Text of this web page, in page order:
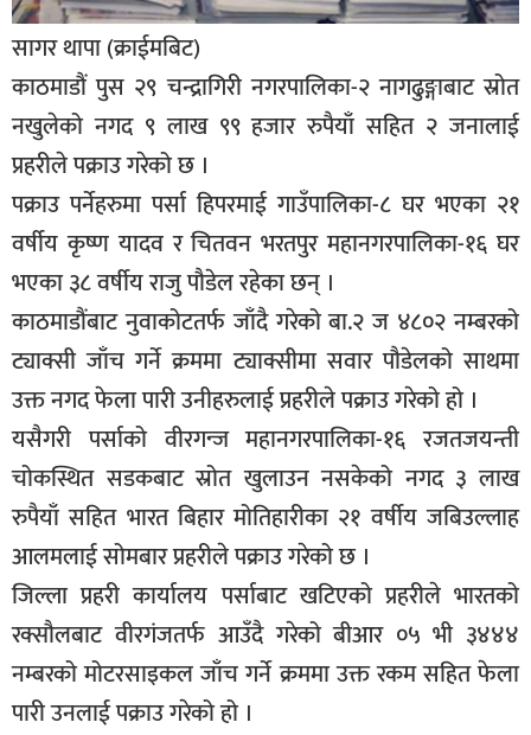
अचम्म
दुनिया
बिचार
कुराकानी
जीवनशैली
साहित्य
सूचना-
प्रवधि
सागर थापा (क्राईमबिट)
काठमाडौं पुस २९ चन्द्रागिरी नगरपालिका-२ नागढुङ्गाबाट स्रोत
नखुलेको नगद ९ लाख ९९ हजार रुपैयाँ सहित २ जनालाई
प्रहरीले पक्राउ गरेको छ ।
पक्राउ पर्नेहरुमा पर्सा हिपरमाई गाउँपालिका-८ घर भएका २१
वर्षीय कृष्ण यादव र चितवन भरतपुर महानगरपालिका-१६ घर
भएका ३८ वर्षीय राजु पौडेल रहेका छन् ।
काठमाडौंबाट नुवाकोटतर्फ जाँदै गरेको बा.२ ज ४८०२ नम्बरको
ट्याक्सी जाँच गर्ने क्रममा ट्याक्सीमा सवार पौडेलको साथमा
उक्त नगद फेला पारी उनीहरुलाई प्रहरीले पक्राउ गरेको हो ।
यसैगरी पर्साको वीरगन्ज महानगरपालिका-१६ रजतजयन्ती
चोकस्थित सडकबाट स्रोत खुलाउन नसकेको नगद ३ लाख
रुपैयाँ सहित भारत बिहार मोतिहारीका २१ वर्षीय जबिउल्लाह
आलमलाई सोमबार प्रहरीले पक्राउ गरेको छ ।
जिल्ला प्रहरी कार्यालय पर्साबाट खटिएको प्रहरीले भारतको
रक्सौलबाट वीरगंजतर्फ आउँदै गरेको बीआर ०५ भी ३४४४
नम्बरको मोटरसाइकल जाँच गर्ने क्रममा उक्त रकम सहित फेला
पारी उनलाई पक्राउ गरेको हो ।